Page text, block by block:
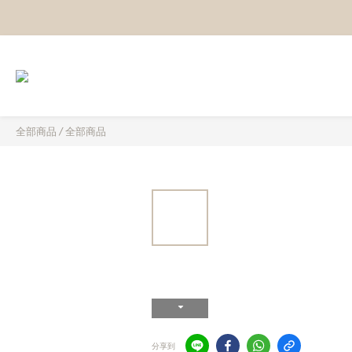
全部商品 /全部商品
分享到